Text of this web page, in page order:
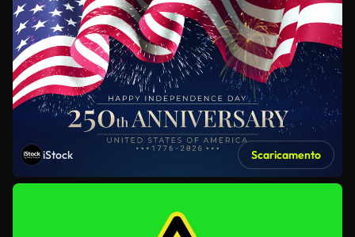
iStock Scaricamento